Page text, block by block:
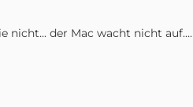
nicht... der Mac wacht nicht auf....